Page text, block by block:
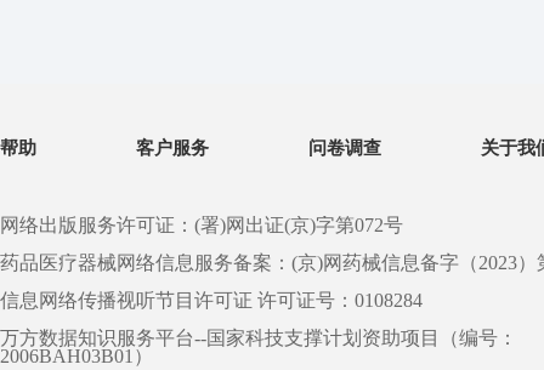
帮助 客户服务 问卷调查 关于我
网络出版服务许可证：(署)网出证(京)字第072号
药品医疗器械网络信息服务备案：(京)网药械信息备字（2023）
信息网络传播视听节目许可证 许可证号：0108284
万方数据知识服务平台--国家科技支撑计划资助项目（编号：
2006BAH03B01）